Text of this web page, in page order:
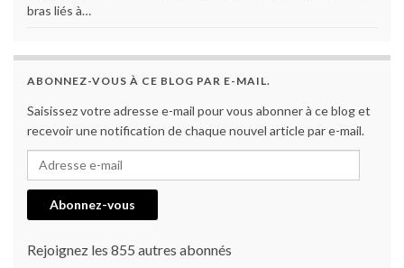
bras liés à…
ABONNEZ-VOUS À CE BLOG PAR E-MAIL.
Saisissez votre adresse e-mail pour vous abonner à ce blog et
recevoir une notification de chaque nouvel article par e-mail.
Adresse e-mail
Abonnez-vous
Rejoignez les 855 autres abonnés